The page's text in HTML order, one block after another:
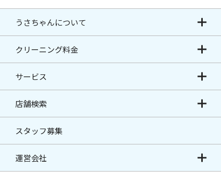
うさちゃんについて
クリーニング料金
サービス
店舗検索
スタッフ募集
運営会社